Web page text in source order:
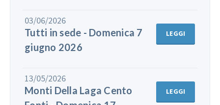
03/06/2026
Tutti in sede - Domenica 7
giugno 2026
LEGGI
13/05/2026
Monti Della Laga Cento
LEGGI